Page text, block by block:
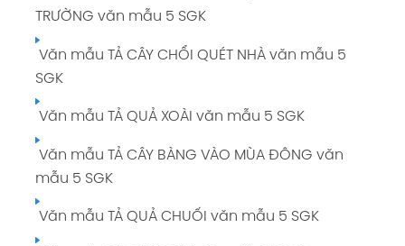
TRƯỜNG văn mẫu 5 SGK
Văn mẫu TẢ CÂY CHỔI QUÉT NHÀ văn mẫu 5
SGK
Văn mẫu TẢ QUẢ XOÀI văn mẫu 5 SGK
Văn mẫu TẢ CÂY BÀNG VÀO MÙA ĐÔNG văn
mẫu 5 SGK
Văn mẫu TẢ QUẢ CHUỐI văn mẫu 5 SGK